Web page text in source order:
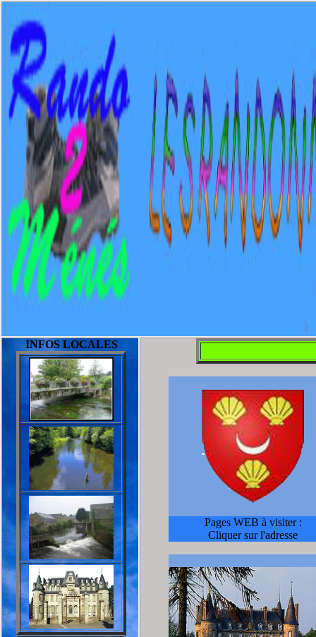
INFOS LOCALES
Pages WEB à visiter :
Cliquer sur l'adresse